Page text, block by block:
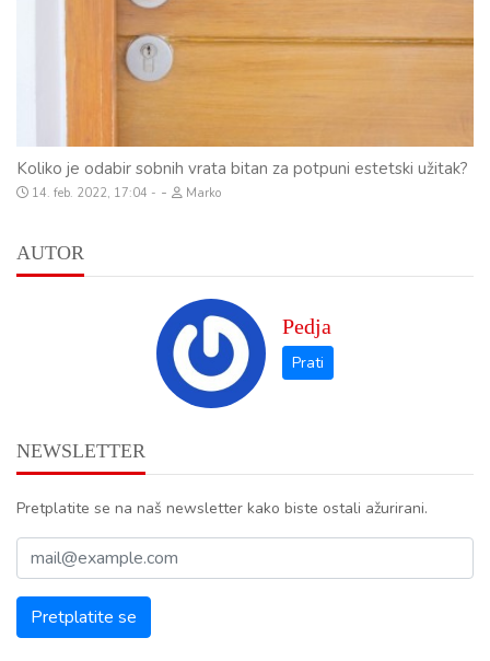
Koliko je odabir sobnih vrata bitan za potpuni estetski užitak?
14. feb. 2022, 17:04 - Marko
AUTOR
Pedja
NEWSLETTER
Pretplatite se na naš newsletter kako biste ostali ažurirani.